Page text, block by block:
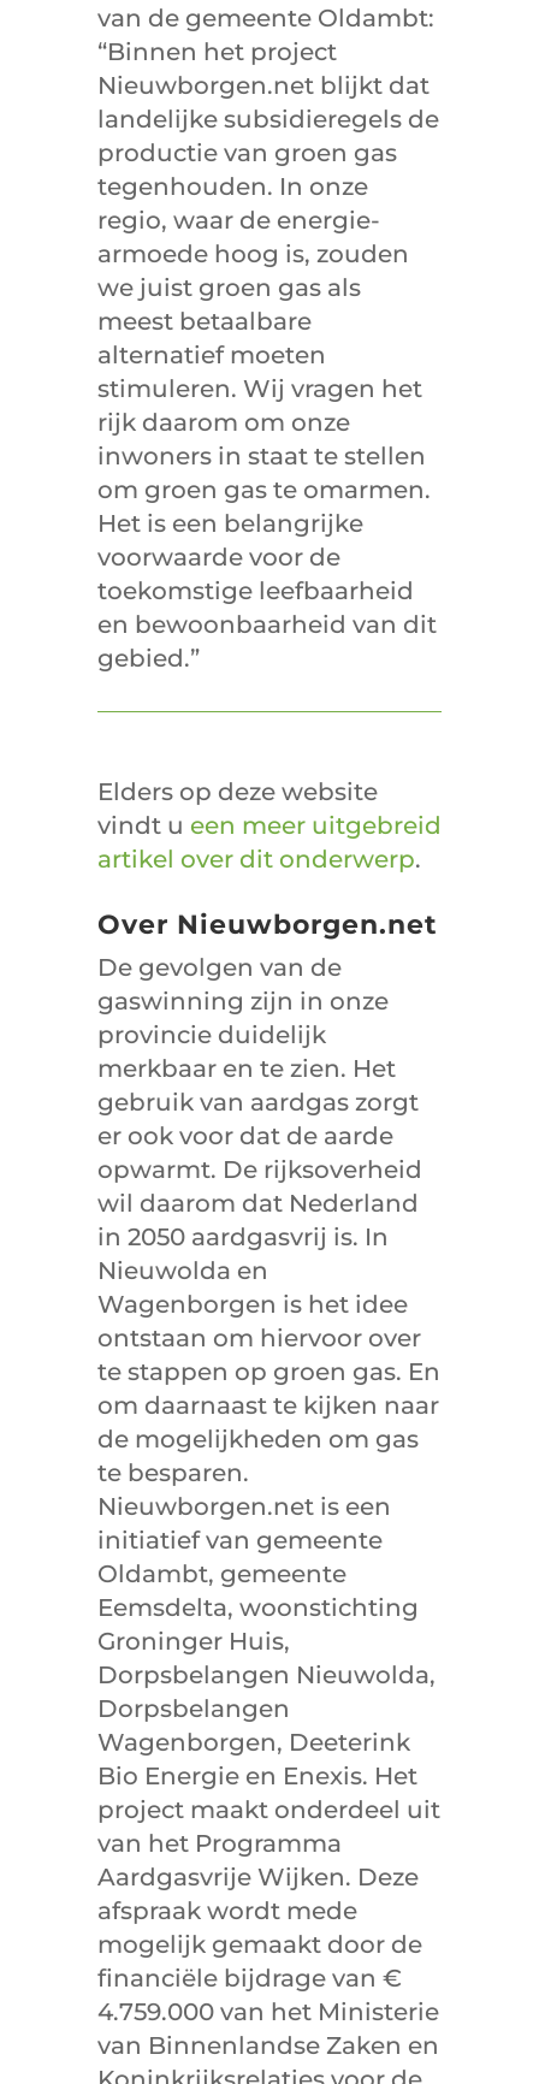
van de gemeente Oldambt:
“Binnen het project
Nieuwborgen.net blijkt dat
landelijke subsidieregels de
productie van groen gas
tegenhouden. In onze
regio, waar de energie-
armoede hoog is, zouden
we juist groen gas als
meest betaalbare
alternatief moeten
stimuleren. Wij vragen het
rijk daarom om onze
inwoners in staat te stellen
om groen gas te omarmen.
Het is een belangrijke
voorwaarde voor de
toekomstige leefbaarheid
en bewoonbaarheid van dit
gebied.”
Elders op deze website
vindt u een meer uitgebreid
artikel over dit onderwerp.
Over Nieuwborgen.net
De gevolgen van de
gaswinning zijn in onze
provincie duidelijk
merkbaar en te zien. Het
gebruik van aardgas zorgt
er ook voor dat de aarde
opwarmt. De rijksoverheid
wil daarom dat Nederland
in 2050 aardgasvrij is. In
Nieuwolda en
Wagenborgen is het idee
ontstaan om hiervoor over
te stappen op groen gas. En
om daarnaast te kijken naar
de mogelijkheden om gas
te besparen.
Nieuwborgen.net is een
initiatief van gemeente
Oldambt, gemeente
Eemsdelta, woonstichting
Groninger Huis,
Dorpsbelangen Nieuwolda,
Dorpsbelangen
Wagenborgen, Deeterink
Bio Energie en Enexis. Het
project maakt onderdeel uit
van het Programma
Aardgasvrije Wijken. Deze
afspraak wordt mede
mogelijk gemaakt door de
financiële bijdrage van €
4.759.000 van het Ministerie
van Binnenlandse Zaken en